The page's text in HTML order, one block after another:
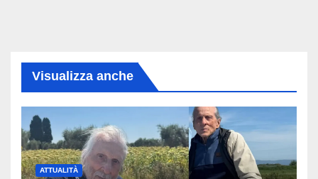
Visualizza anche
ATTUALITÀ